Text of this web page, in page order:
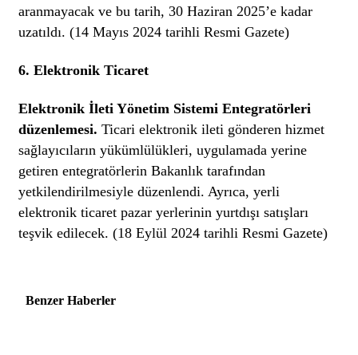
aranmayacak ve bu tarih, 30 Haziran 2025’e kadar
uzatıldı. (14 Mayıs 2024 tarihli Resmi Gazete)
6. Elektronik Ticaret
Elektronik İleti Yönetim Sistemi Entegratörleri
düzenlemesi. Ticari elektronik ileti gönderen hizmet
sağlayıcıların yükümlülükleri, uygulamada yerine
getiren entegratörlerin Bakanlık tarafından
yetkilendirilmesiyle düzenlendi. Ayrıca, yerli
elektronik ticaret pazar yerlerinin yurtdışı satışları
teşvik edilecek. (18 Eylül 2024 tarihli Resmi Gazete)
Benzer Haberler